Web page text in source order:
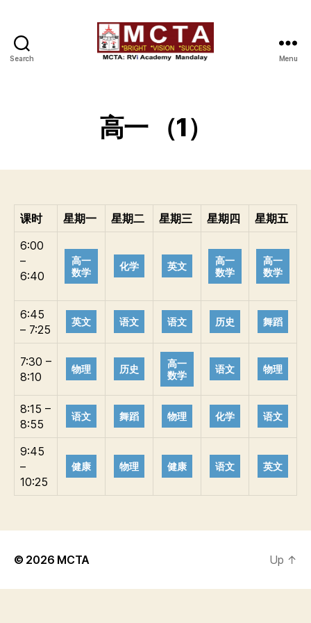
Search Menu
高一 （1）
课时 星期一 星期二 星期三 星期四
星期五
6:00
–
6:40
高一
数学
化学 英文
高一
数学
高一
数学
6:45
– 7:25
英文 语文 语文 历史 舞蹈
7:30 –
8:10
物理 历史
高一
数学
语文 物理
8:15 –
8:55
语文 舞蹈 物理 化学 语文
9:45
–
10:25
健康 物理 健康 语文 英文
© 2026 MCTA Up ↑